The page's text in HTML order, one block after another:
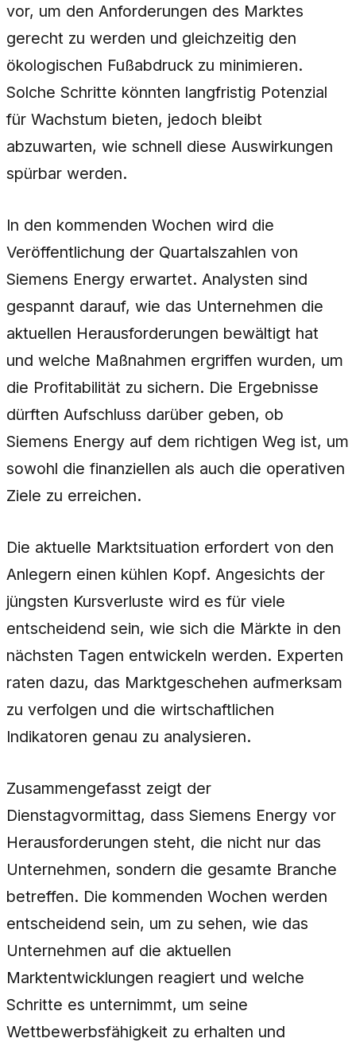
vor, um den Anforderungen des Marktes
gerecht zu werden und gleichzeitig den
ökologischen Fußabdruck zu minimieren.
Solche Schritte könnten langfristig Potenzial
für Wachstum bieten, jedoch bleibt
abzuwarten, wie schnell diese Auswirkungen
spürbar werden.
In den kommenden Wochen wird die
Veröffentlichung der Quartalszahlen von
Siemens Energy erwartet. Analysten sind
gespannt darauf, wie das Unternehmen die
aktuellen Herausforderungen bewältigt hat
und welche Maßnahmen ergriffen wurden, um
die Profitabilität zu sichern. Die Ergebnisse
dürften Aufschluss darüber geben, ob
Siemens Energy auf dem richtigen Weg ist, um
sowohl die finanziellen als auch die operativen
Ziele zu erreichen.
Die aktuelle Marktsituation erfordert von den
Anlegern einen kühlen Kopf. Angesichts der
jüngsten Kursverluste wird es für viele
entscheidend sein, wie sich die Märkte in den
nächsten Tagen entwickeln werden. Experten
raten dazu, das Marktgeschehen aufmerksam
zu verfolgen und die wirtschaftlichen
Indikatoren genau zu analysieren.
Zusammengefasst zeigt der
Dienstagvormittag, dass Siemens Energy vor
Herausforderungen steht, die nicht nur das
Unternehmen, sondern die gesamte Branche
betreffen. Die kommenden Wochen werden
entscheidend sein, um zu sehen, wie das
Unternehmen auf die aktuellen
Marktentwicklungen reagiert und welche
Schritte es unternimmt, um seine
Wettbewerbsfähigkeit zu erhalten und